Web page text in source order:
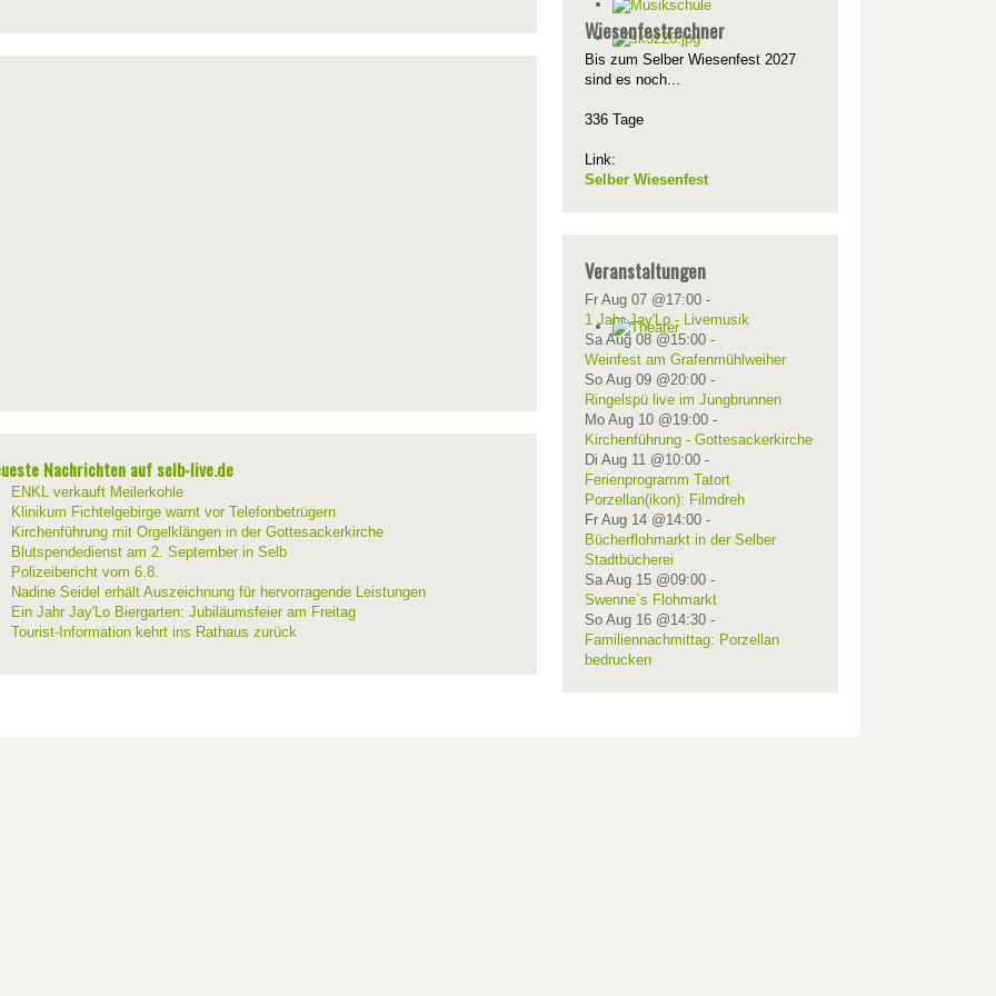
Nachrichten auf selb-live.de
ENKL verkauft Meilerkohle
Klinikum Fichtelgebirge warnt vor Telefonbetrügern
Kirchenführung mit Orgelklängen in der Gottesackerkirche
Blutspendedienst am 2. September in Selb
Polizeibericht vom 6.8.
Nadine Seidel erhält Auszeichnung für hervorragende Leistungen
Ein Jahr Jay'Lo Biergarten: Jubiläumsfeier am Freitag
Tourist-Information kehrt ins Rathaus zurück
Wiesenfestrechner
Bis zum Selber Wiesenfest 2027
sind es noch...
336 Tage
Link:
Selber Wiesenfest
Veranstaltungen
Fr Aug 07 @17:00-
1 Jahr Jay'Lo - Livemusik
Sa Aug 08 @15:00-
Weinfest am Grafenmühlweiher
So Aug 09 @20:00-
Ringelspü live im Jungbrunnen
Mo Aug 10 @19:00-
Kirchenführung - Gottesackerkirche
Di Aug 11 @10:00-
Ferienprogramm Tatort
Porzellan(ikon): Filmdreh
Fr Aug 14 @14:00-
Bücherflohmarkt in der Selber
Stadtbücherei
Sa Aug 15 @09:00-
Swenne´s Flohmarkt
So Aug 16 @14:30-
Familiennachmittag: Porzellan
bedrucken